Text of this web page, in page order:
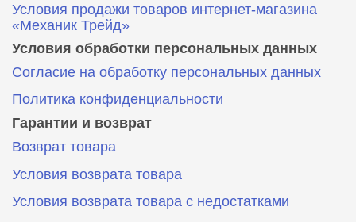
Условия продажи товаров интернет-магазина
«Механик Трейд»
Условия обработки персональных данных
Согласие на обработку персональных данных
Политика конфиденциальности
Гарантии и возврат
Возврат товара
Условия возврата товара
Условия возврата товара с недостатками